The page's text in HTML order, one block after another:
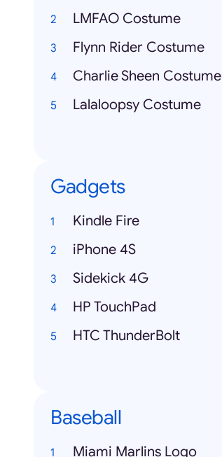
LMFAO Costume
Flynn Rider Costume
Charlie Sheen Costume
Lalaloopsy Costume
Gadgets
Kindle Fire
iPhone 4S
Sidekick 4G
HP TouchPad
HTC ThunderBolt
Baseball
Miami Marlins Logo